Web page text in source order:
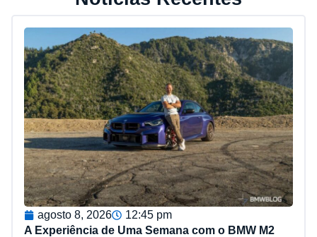
agosto 8, 2026
12:45 pm
A Experiência de Uma Semana com o BMW M2